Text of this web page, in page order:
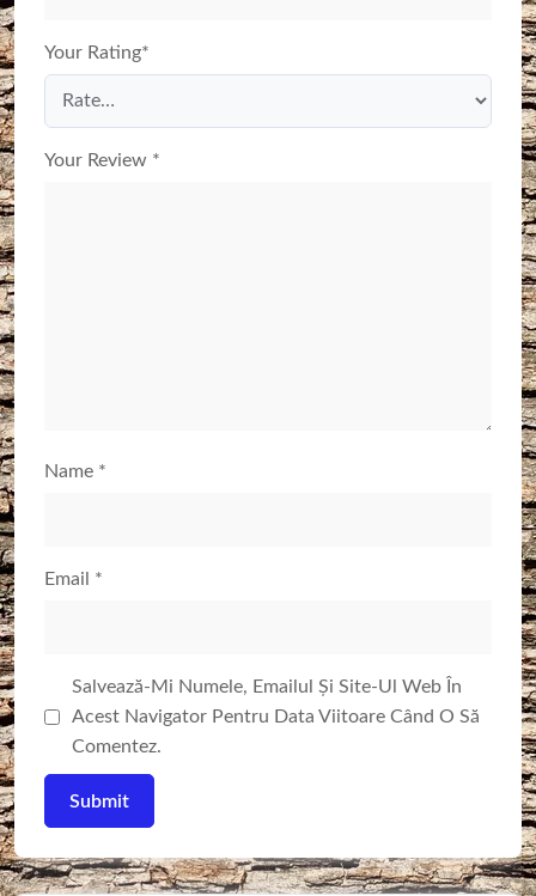
Your Rating*
Your Review *
Name *
Email *
Salvează-Mi Numele, Emailul Și Site-Ul Web În
Acest Navigator Pentru Data Viitoare Când O Să
Comentez.